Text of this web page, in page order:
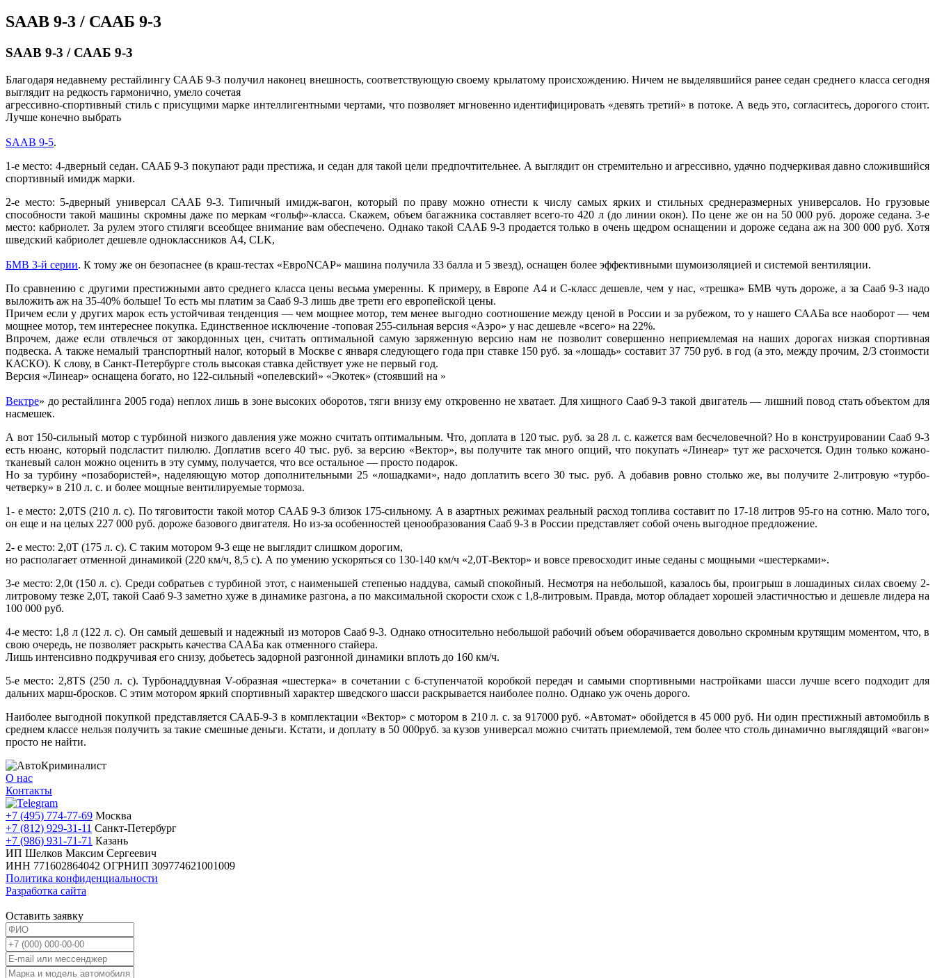
SAAB 9-3 / СААБ 9-3
SAAB 9-3 / СААБ 9-3
Благодаря недавнему рестайлингу СААБ 9-3 получил наконец внешность, соответствующую своему крылатому происхождению. Ничем не выделявшийся ранее седан среднего класса сегодня
выглядит на редкость гармонично, умело сочетая
агрессивно-спортивный стиль с присущими марке интеллигентными чертами, что позволяет мгновенно идентифицировать «девять третий» в потоке. А ведь это, согласитесь, дорогого стоит.
Лучше конечно выбрать
SAAB 9-5.
1-е место: 4-дверный седан. СААБ 9-3 покупают ради престижа, и седан для такой цели предпочтительнее. А выглядит он стремительно и агрессивно, удачно подчеркивая давно сложившийся
спортивный имидж марки.
2-е место: 5-дверный универсал СААБ 9-3. Типичный имидж-вагон, который по праву можно отнести к числу самых ярких и стильных среднеразмерных универсалов. Но грузовые
способности такой машины скромны даже по меркам «гольф»-класса. Скажем, объем багажника составляет всего-то 420 л (до линии окон). По цене же он на 50 000 руб. дороже седана. 3-е
место: кабриолет. За рулем этого стиляги всеобщее внимание вам обеспечено. Однако такой СААБ 9-3 продается только в очень щедром оснащении и дороже седана аж на 300 000 руб. Хотя
шведский кабриолет дешевле одноклассников А4, CLK,
БМВ 3-й серии. К тому же он безопаснее (в краш-тестах «ЕвроNСАР» машина получила 33 балла и 5 звезд), оснащен более эффективными шумоизоляцией и системой вентиляции.
По сравнению с другими престижными авто среднего класса цены весьма умеренны. К примеру, в Европе А4 и С-класс дешевле, чем у нас, «трешка» БМВ чуть дороже, а за Сааб 9-3 надо
выложить аж на 35-40% больше! То есть мы платим за Сааб 9-3 лишь две трети его европейской цены.
Причем если у других марок есть устойчивая тенденция — чем мощнее мотор, тем менее выгодно соотношение между ценой в России и за рубежом, то у нашего СААБа все наоборот — чем
мощнее мотор, тем интереснее покупка. Единственное исключение -топовая 255-сильная версия «Аэро» у нас дешевле «всего» на 22%.
Впрочем, даже если отвлечься от закордонных цен, считать оптимальной самую заряженную версию нам не позволит совершенно неприемлемая на наших дорогах низкая спортивная
подвеска. А также немалый транспортный налог, который в Москве с января следующего года при ставке 150 руб. за «лошадь» составит 37 750 руб. в год (а это, между прочим, 2/3 стоимости
КАСКО). К слову, в Санкт-Петербурге столь высокая ставка действует уже не первый год.
Версия «Линеар» оснащена богато, но 122-сильный «опелевский» «Экотек» (стоявший на »
Вектре» до рестайлинга 2005 года) неплох лишь в зоне высоких оборотов, тяги внизу ему откровенно не хватает. Для хищного Сааб 9-3 такой двигатель — лишний повод стать объектом для
насмешек.
А вот 150-сильный мотор с турбиной низкого давления уже можно считать оптимальным. Что, доплата в 120 тыс. руб. за 28 л. с. кажется вам бесчеловечной? Но в конструировании Сааб 9-3
есть нюанс, который подсластит пилюлю. Доплатив всего 40 тыс. руб. за версию «Вектор», вы получите так много опций, что покупать «Линеар» тут же расхочется. Один только кожано-
тканевый салон можно оценить в эту сумму, получается, что все остальное — просто подарок.
Но за турбину «позабористей», наделяющую мотор дополнительными 25 «лошадками», надо доплатить всего 30 тыс. руб. А добавив ровно столько же, вы получите 2-литровую «турбо-
четверку» в 210 л. с. и более мощные вентилируемые тормоза.
1- е место: 2,0TS (210 л. с). По тяговитости такой мотор СААБ 9-3 близок 175-сильному. А в азартных режимах реальный расход топлива составит по 17-18 литров 95-го на сотню. Мало того,
он еще и на целых 227 000 руб. дороже базового двигателя. Но из-за особенностей ценообразования Сааб 9-3 в России представляет собой очень выгодное предложение.
2- е место: 2,0Т (175 л. с). С таким мотором 9-3 еще не выглядит слишком дорогим,
но располагает отменной динамикой (220 км/ч, 8,5 с). А по умению ускоряться со 130-140 км/ч «2,0Т-Вектор» и вовсе превосходит иные седаны с мощными «шестерками».
3-е место: 2,0t (150 л. с). Среди собратьев с турбиной этот, с наименьшей степенью наддува, самый спокойный. Несмотря на небольшой, казалось бы, проигрыш в лошадиных силах своему 2-
литровому тезке 2,0Т, такой Сааб 9-3 заметно хуже в динамике разгона, а по максимальной скорости схож с 1,8-литровым. Правда, мотор обладает хорошей эластичностью и дешевле лидера на
100 000 руб.
4-е место: 1,8 л (122 л. с). Он самый дешевый и надежный из моторов Сааб 9-3. Однако относительно небольшой рабочий объем оборачивается довольно скромным крутящим моментом, что, в
свою очередь, не позволяет раскрыть качества СААБа как отменного стайера.
Лишь интенсивно подкручивая его снизу, добьетесь задорной разгонной динамики вплоть до 160 км/ч.
5-е место: 2,8TS (250 л. с). Турбонаддувная V-образная «шестерка» в сочетании с 6-ступенчатой коробкой передач и самыми спортивными настройками шасси лучше всего подходит для
дальних марш-бросков. С этим мотором яркий спортивный характер шведского шасси раскрывается наиболее полно. Однако уж очень дорого.
Наиболее выгодной покупкой представляется СААБ-9-3 в комплектации «Вектор» с мотором в 210 л. с. за 917000 руб. «Автомат» обойдется в 45 000 руб. Ни один престижный автомобиль в
среднем классе нельзя получить за такие смешные деньги. Кстати, и доплату в 50 000руб. за кузов универсал можно считать приемлемой, тем более что столь динамично выглядящий «вагон»
просто не найти.
О нас
Контакты
+7 (495) 774-77-69 Москва
+7 (812) 929-31-11 Санкт-Петербург
+7 (986) 931-71-71 Казань
ИП Шелков Максим Сергеевич
ИНН 771602864042 ОГРНИП 309774621001009
Политика конфиденциальности
Разработка сайта
Оставить заявку